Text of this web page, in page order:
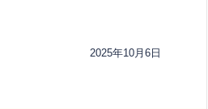
2025年10月6日